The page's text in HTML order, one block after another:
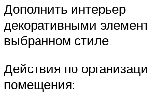
Дополнить интерьер
декоративными
выбранном стиле.
Действия по
помещения: